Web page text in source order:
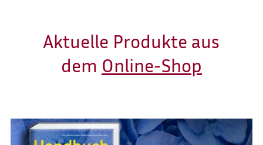
Aktuelle Produkte aus
dem Online-Shop